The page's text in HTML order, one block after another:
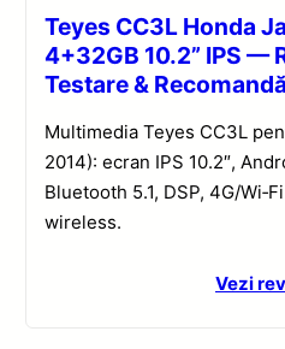
Teyes CC3L Honda
4+32GB 10.2” IPS —
Testare &
Multimedia Teyes CC3L
2014): ecran IPS 10.2″,
Bluetooth 5.1, DSP, 4G/
wireless.
Vezi